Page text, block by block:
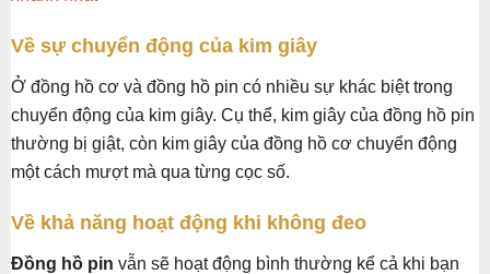
Về sự chuyển động của kim giây
Ở đồng hồ cơ và đồng hồ pin có nhiều sự khác biệt trong
chuyển động của kim giây. Cụ thể, kim giây của đồng hồ pin
thường bị giật, còn kim giây của đồng hồ cơ chuyển động
một cách mượt mà qua từng cọc số.
Về khả năng hoạt động khi không đeo
Đồng hồ pin vẫn sẽ hoạt động bình thường kể cả khi bạn